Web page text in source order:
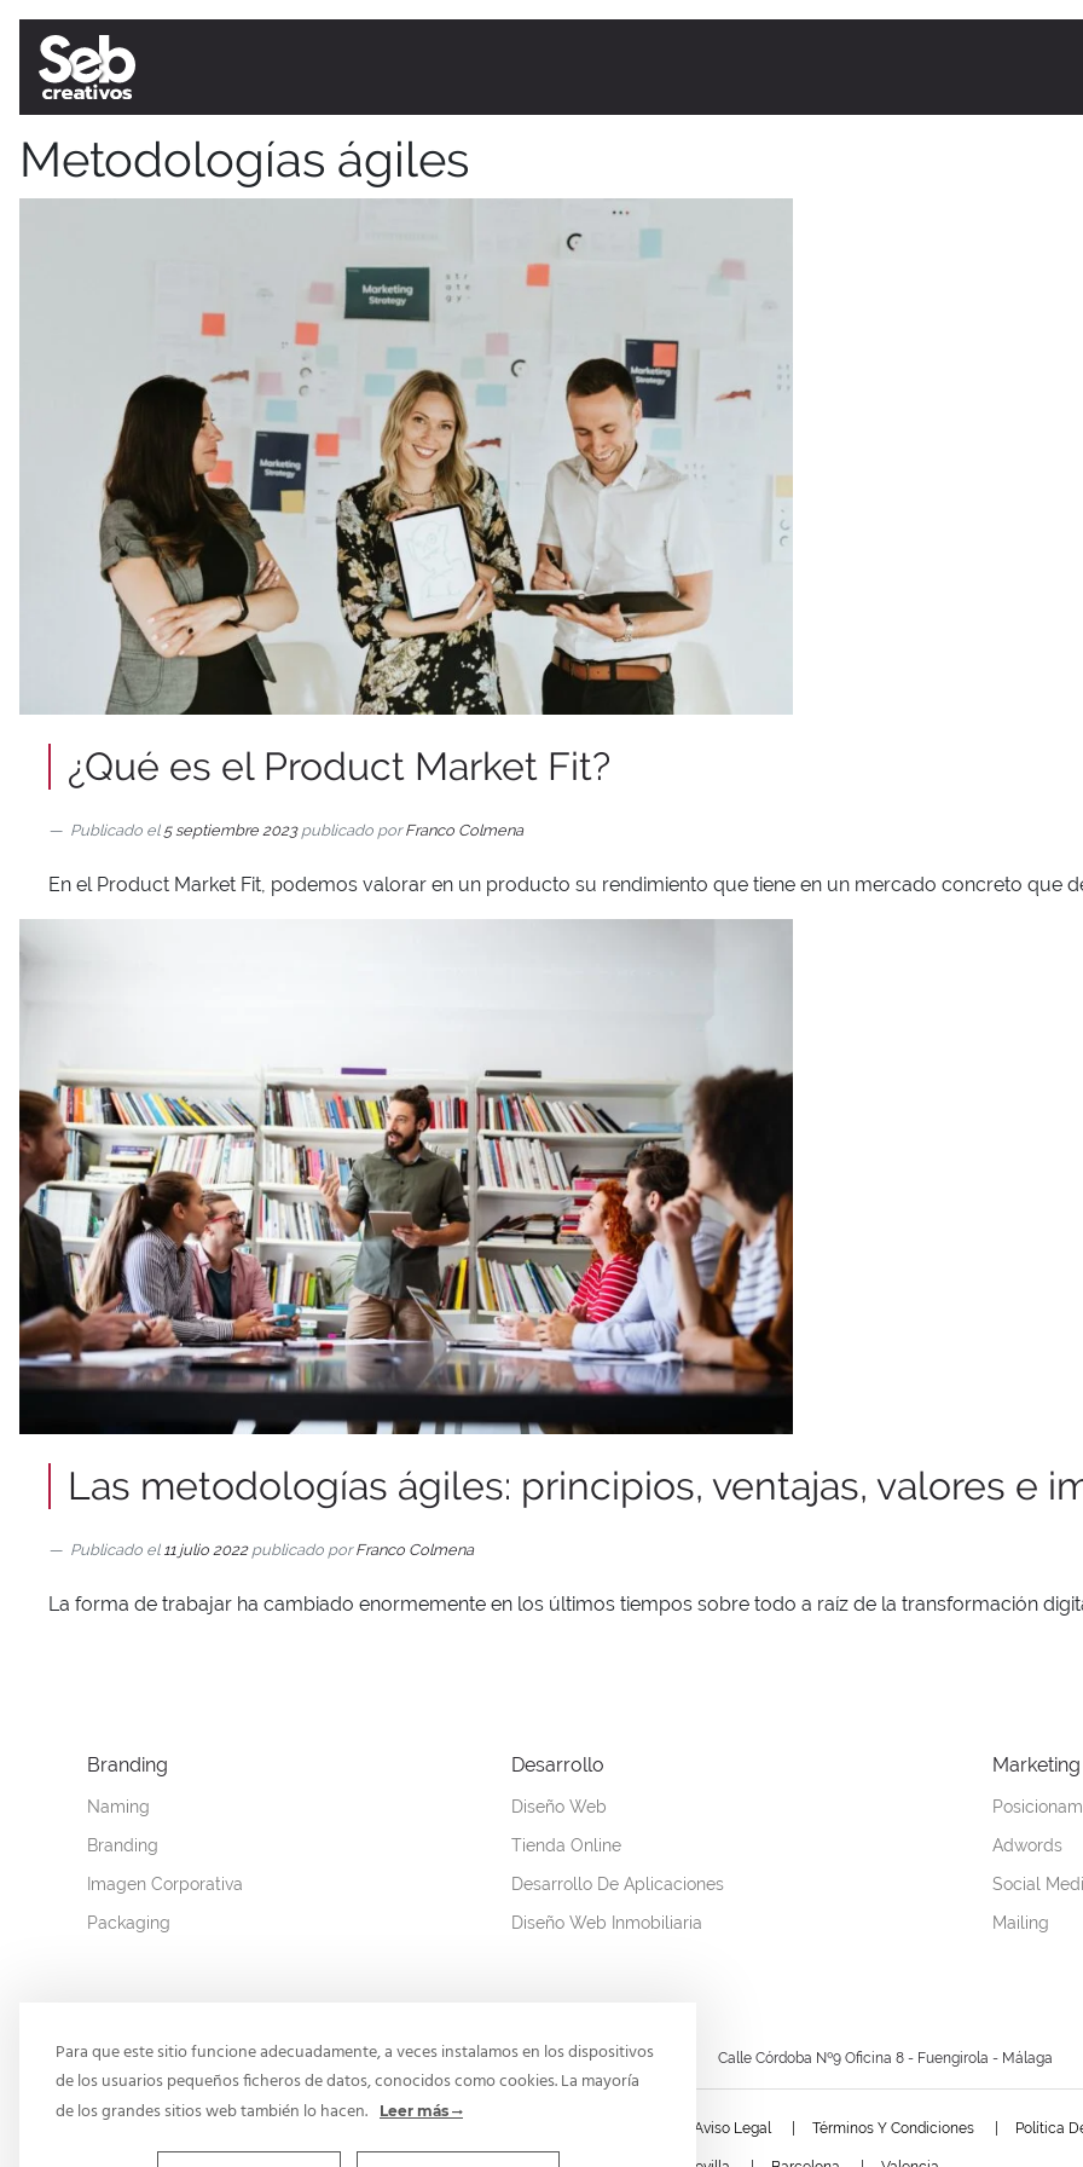
Metodologías ágiles
¿Qué es el Product Market Fit?
Publicado el 5 septiembre 2023publicado por Franco Colmena
En el Product Market Fit, podemos valorar en un producto su rendimiento que tiene en un mercado concreto que
Las metodologías ágiles: principios, ventajas, valores e
Publicado el 11 julio 2022publicado por Franco Colmena
La forma de trabajar ha cambiado enormemente en los últimos tiempos sobre todo a raíz de la transformación
Branding
Naming
Branding
Imagen Corporativa
Packaging
Desarrollo
Diseño Web
Tienda Online
Desarrollo De Aplicaciones
Diseño Web Inmobiliaria
Marketing
Adwords
Social
Mailing
yes@sebcreativos.es +34 951 709 245 Calle Córdoba Nº9 Oficina 8 - Fuengirola - Málaga
Aviso Legal Términos Y Condiciones Política
Para que este sitio funcione adecuadamente, a veces instalamos en los dispositivos
de los usuarios pequeños ficheros de datos, conocidos como cookies. La mayoría
de los grandes sitios web también lo hacen.
Leer más